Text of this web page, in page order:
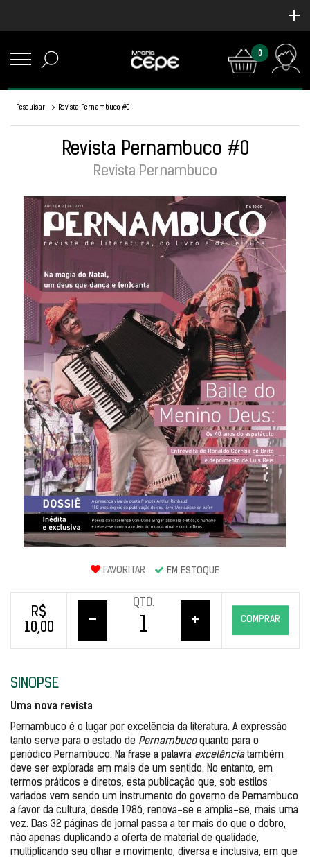
0
Pesquisar Revista Pernambuco #0
Revista Pernambuco #0
Revista Pernambuco
FAVORITAR EM ESTOQUE
R$
10,00
–
QTD.
+ COMPRAR
SINOPSE
Uma nova revista
Pernambuco é o lugar por excelência da literatura. A expressão
tanto serve para o estado de Pernambuco quanto para o
periódico Pernambuco. Na frase a palavra excelência também
deve ser explorada em mais de um sentido. No entanto, em
termos práticos e diretos, esta publicação que, sob estilos
variados vem sendo um instrumento do governo de Pernambuco
a favor da cultura, desde 1986, renova-se e amplia-se, mais uma
vez. Das 32 páginas de jornal passa a ter mais do que o dobro,
não apenas duplicando a oferta de material de qualidade,
multiplicando seu olhar e movimento, diversa e inclusiva, em que